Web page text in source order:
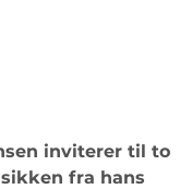
inviterer til to
fra hans